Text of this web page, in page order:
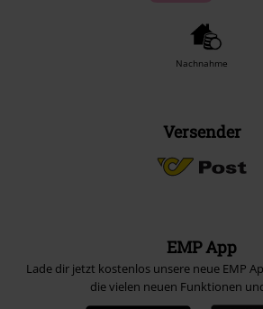
Nachnahme
Versender
EMP App
Lade dir jetzt kostenlos unsere neue EMP
die vielen neuen Funktionen